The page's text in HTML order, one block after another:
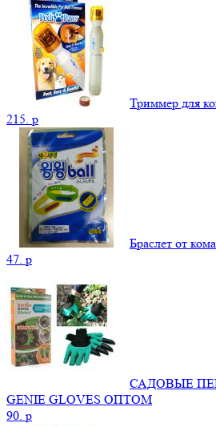
Триммер для
215. p
Браслет от
47. p
САДОВЫЕ
GENIE GLOVES ОПТОМ
90. p